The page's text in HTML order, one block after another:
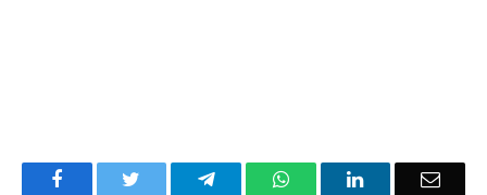
Facebook TelegramWhatsAppLinkedIn Email